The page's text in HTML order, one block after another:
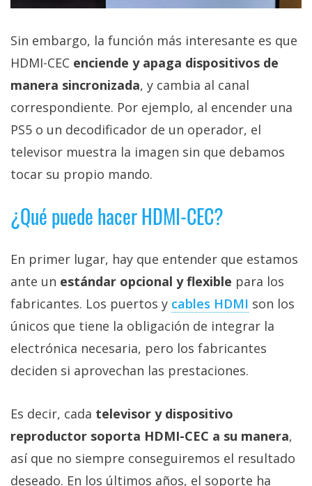
Sin embargo, la función más interesante es que
HDMI-CEC enciende y apaga dispositivos de
manera sincronizada, y cambia al canal
correspondiente. Por ejemplo, al encender una
PS5 o un decodificador de un operador, el
televisor muestra la imagen sin que debamos
tocar su propio mando.
¿Qué puede hacer HDMI-CEC?
En primer lugar, hay que entender que estamos
ante un estándar opcional y flexible para los
fabricantes. Los puertos y cables HDMI‎ son los
únicos que tiene la obligación de integrar la
electrónica necesaria, pero los fabricantes
deciden si aprovechan las prestaciones.
Es decir, cada televisor y dispositivo
reproductor soporta HDMI-CEC a su manera,
así que no siempre conseguiremos el resultado
deseado. En los últimos años, el soporte ha